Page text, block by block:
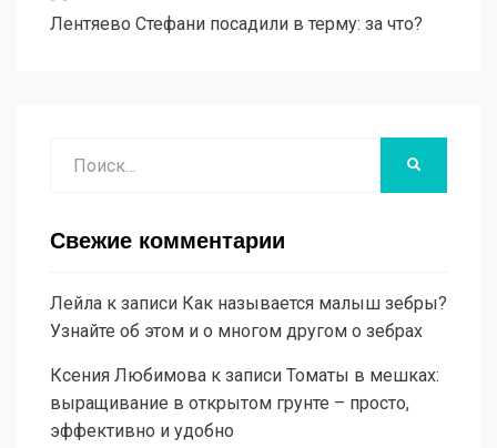
Лентяево Стефани посадили в терму: за что?
Свежие комментарии
Лейла к записи Как называется малыш зебры?
Узнайте об этом и о многом другом о зебрах
Ксения Любимова к записи Томаты в мешках:
выращивание в открытом грунте – просто,
эффективно и удобно